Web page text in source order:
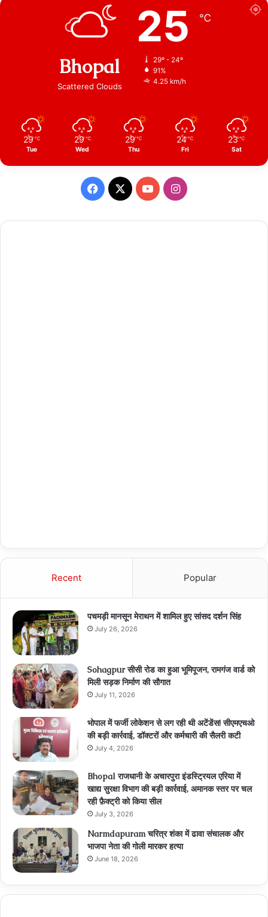
Bhopal
Scattered Clouds
25 ℃
29º - 24º
91%
4.25 km/h
29 ℃
Tue
29 ℃
Wed
29 ℃
Thu
24 ℃
Fri
23 ℃
Sat
Facebook
X YouTubeInstagram
Recent Popular
पचमड़ी मानसून मेराथन में शामिल हुए सांसद दर्शन सिंह
July 26, 2026
Sohagpur सीसी रोड का हुआ भूमिपूजन, रामगंज वार्ड को
मिली सड़क निर्माण की सौगात
July 11, 2026
भोपाल में फर्जी लोकेशन से लग रही थी अटेंडेंस! सीएमएचओ
की बड़ी कार्रवाई, डॉक्टरों और कर्मचारी की सैलरी कटी
July 4, 2026
Bhopal राजधानी के अचारपुरा इंडस्ट्रियल एरिया में
खाद्य सुरक्षा विभाग की बड़ी कार्रवाई, अमानक स्तर पर चल
रही फ़ैक्ट्री को किया सील
July 3, 2026
Narmdapuram चरित्र शंका में ढावा संचालक और
भाजपा नेता की गोली मारकर हत्या
June 18, 2026